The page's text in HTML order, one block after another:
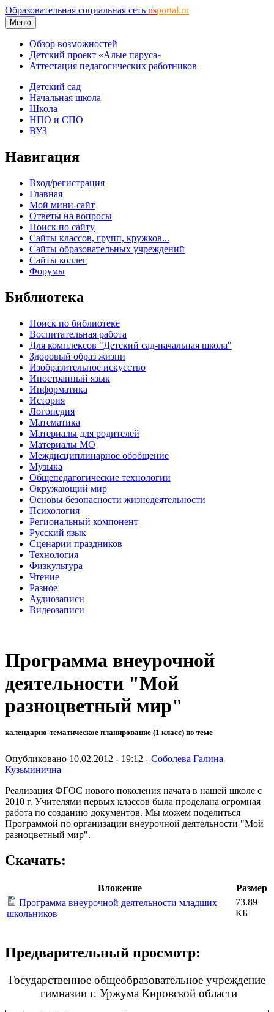
Образовательная социальная сеть nsportal.ru
Меню
Обзор возможностей
Детский проект «Алые паруса»
Аттестация педагогических работников
Детский сад
Начальная школа
Школа
НПО и СПО
ВУЗ
Навигация
Вход/регистрация
Главная
Мой мини-сайт
Ответы на вопросы
Поиск по сайту
Сайты классов, групп, кружков...
Сайты образовательных учреждений
Сайты коллег
Форумы
Библиотека
Поиск по библиотеке
Воспитательная работа
Для комплексов "Детский сад-начальная школа"
Здоровый образ жизни
Изобразительное искусство
Иностранный язык
Информатика
История
Логопедия
Математика
Материалы для родителей
Материалы МО
Междисциплинарное обобщение
Музыка
Общепедагогические технологии
Окружающий мир
Основы безопасности жизнедеятельности
Психология
Региональный компонент
Русский язык
Сценарии праздников
Технология
Физкультура
Чтение
Разное
Аудиозаписи
Видеозаписи
Программа внеурочной
деятельности "Мой
разноцветный мир"
календарно-тематическое планирование (1 класс) по теме
Опубликовано 10.02.2012 - 19:12 - Соболева Галина
Кузьминична
Реализация ФГОС нового поколения начата в нашей школе с
2010 г. Учителями первых классов была проделана огромная
работа по созданию документов. Мы можем поделиться
Программой по организации внеурочной деятельности "Мой
разноцветный мир".
Скачать:
Вложение
Размер
Программа внеурочной деятельности младших
школьников
73.89
КБ
Предварительный просмотр:
Государственное общеобразовательное учреждение
гимназии г. Уржума Кировской области